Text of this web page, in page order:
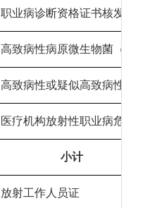
职业病诊断资格证书核发
高致病性病原微生物菌（毒）
高致病性或疑似高致病性病原
医疗机构放射性职业病危害建
小计
放射工作人员证